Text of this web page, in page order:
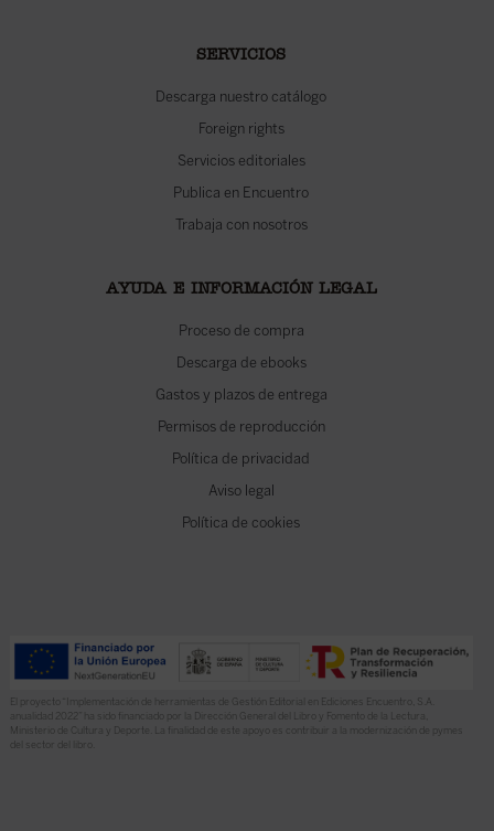
SERVICIOS
Descarga nuestro catálogo
Foreign rights
Servicios editoriales
Publica en Encuentro
Trabaja con nosotros
AYUDA E INFORMACIÓN LEGAL
Proceso de compra
Descarga de ebooks
Gastos y plazos de entrega
Permisos de reproducción
Política de privacidad
Aviso legal
Política de cookies
El proyecto “Implementación de herramientas de Gestión Editorial en Ediciones Encuentro, S.A.
anualidad 2022” ha sido financiado por la Dirección General del Libro y Fomento de la Lectura,
Ministerio de Cultura y Deporte. La finalidad de este apoyo es contribuir a la modernización de pymes
del sector del libro.